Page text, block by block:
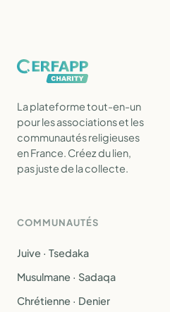
La plateforme tout-en-un
pour les associations et les
communautés religieuses
en France. Créez du lien,
pas juste de la collecte.
COMMUNAUTÉS
Juive · Tsedaka
Musulmane · Sadaqa
Chrétienne · Denier